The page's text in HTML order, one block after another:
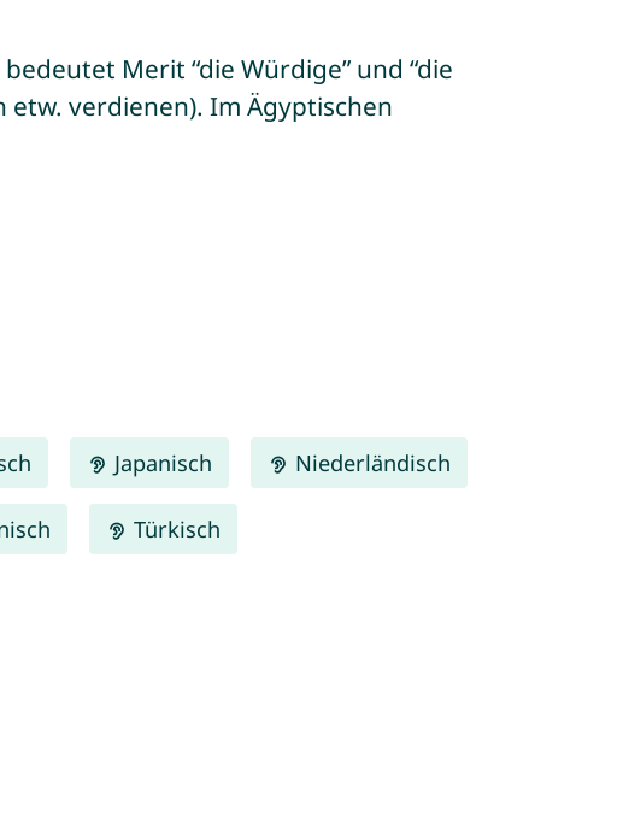
Merit “die Würdige” und “die
etw. verdienen). Im Ägyptischen
Japanisch Niederländisch
Türkisch